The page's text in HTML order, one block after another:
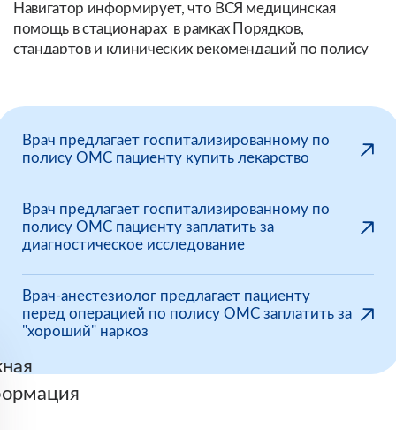
Навигатор информирует, что ВСЯ медицинская
помощь в стационарах в рамках Порядков,
стандартов и клинических рекомендаций по полису
Врач предлагает госпитализированному по
полису ОМС пациенту купить лекарство
Врач предлагает госпитализированному по
полису ОМС пациенту заплатить за
диагностическое исследование
Врач-анестезиолог предлагает пациенту
перед операцией по полису ОМС заплатить за
"хороший" наркоз